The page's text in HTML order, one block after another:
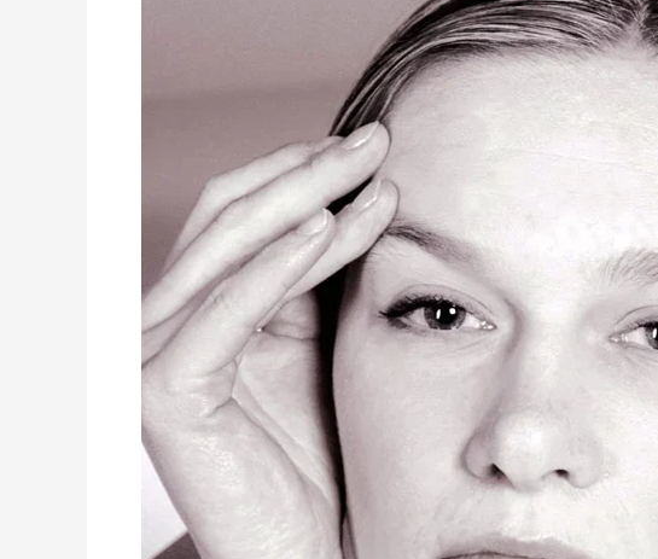
Radio
Praga.
Justyna
Tawicka
zaprasza.
UWAGA
PODCAST!